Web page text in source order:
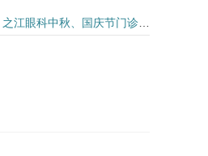
之江眼科中秋、国庆节门诊照常